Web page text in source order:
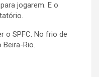
jogarem. E o
o SPFC. No frio de
Beira-Rio.